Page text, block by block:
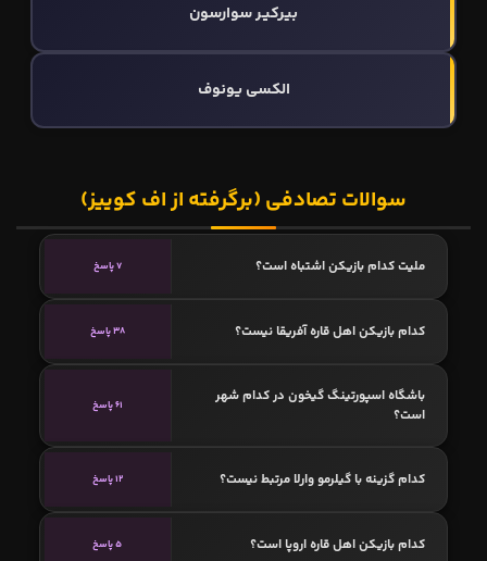
بیرکیـر سوارسون
الکسی یونوف
سوالات تصادفی (برگرفته از اف کوییز)
ملیت کدام بازیکن اشتباه است؟ 7 پاسخ
کدام بازیکن اهل قاره آفریقا نیست؟ 38 پاسخ
باشگاه اسپورتینگ گیخون در کدام شهر
است؟
61 پاسخ
کدام گزینه با گیلرمو وارلا مرتبط نیست؟ 12 پاسخ
کدام بازیکن اهل قاره اروپا است؟ 5 پاسخ